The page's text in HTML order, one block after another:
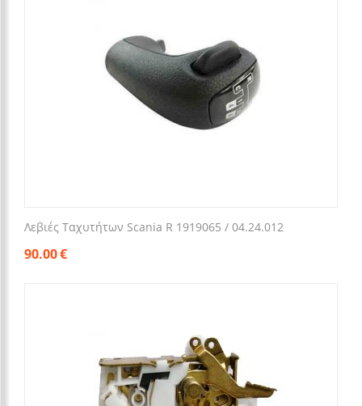
Λεβιές Ταχυτήτων Scania R 1919065 / ​04.24.012​
90.00€